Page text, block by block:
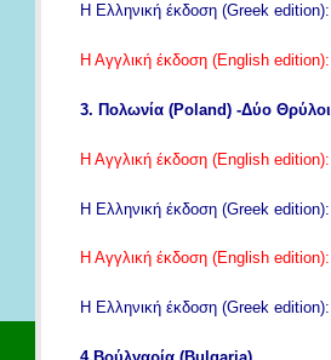
H Ελληνική έκδοση (Greek edition):
Η Αγγλική έκδοση (English edition):
3. Πολωνία (Poland) -Δύο Θρύλοι
Η Αγγλική έκδοση (English edition):
Η Ελληνική έκδοση (Greek edition):
Η Αγγλική έκδοση (English edition):
Η Ελληνική έκδοση (Greek edition):